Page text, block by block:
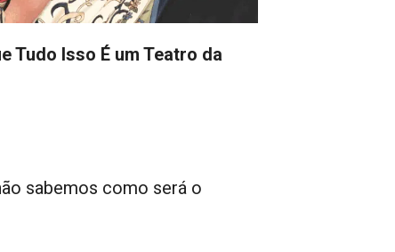
Tudo Isso É um Teatro da
sabemos como será o